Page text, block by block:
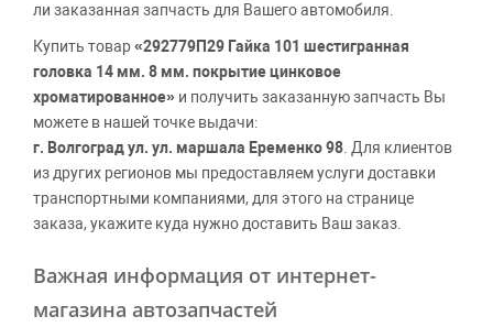
ли заказанная запчасть для Вашего автомобиля.
Купить товар«292779П29 Гайка 101 шестигранная
головка 14 мм. 8 мм. покрытие цинковое
хроматированное» и получить заказанную запчасть Вы
можете в нашей точке выдачи:
г. Волгоград ул. ул. маршала Еременко 98 . Для клиентов
из других регионов мы предоставляем услуги доставки
транспортными компаниями, для этого на странице
заказа, укажите куда нужно доставить Ваш заказ.
Важная информация от интернет-
магазина автозапчастей